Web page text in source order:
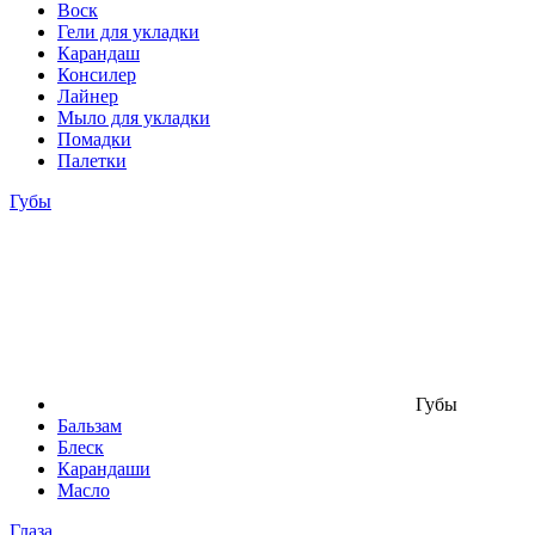
Воск
Гели для укладки
Карандаш
Консилер
Лайнер
Мыло для укладки
Помадки
Палетки
Губы
Губы
Бальзам
Блеск
Карандаши
Масло
Глаза